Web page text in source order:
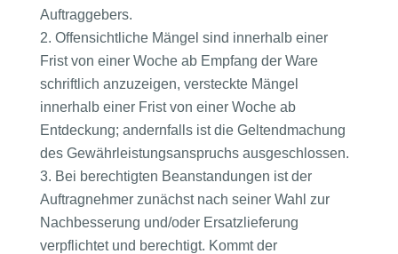
Auftraggebers.
Offensichtliche Mängel sind innerhalb einer
Frist von einer Woche ab Empfang der Ware
schriftlich anzuzeigen, versteckte Mängel
innerhalb einer Frist von einer Woche ab
Entdeckung; andernfalls ist die Geltendmachung
des Gewährleistungsanspruchs ausgeschlossen.
Bei berechtigten Beanstandungen ist der
Auftragnehmer zunächst nach seiner Wahl zur
Nachbesserung und/oder Ersatzlieferung
verpflichtet und berechtigt. Kommt der